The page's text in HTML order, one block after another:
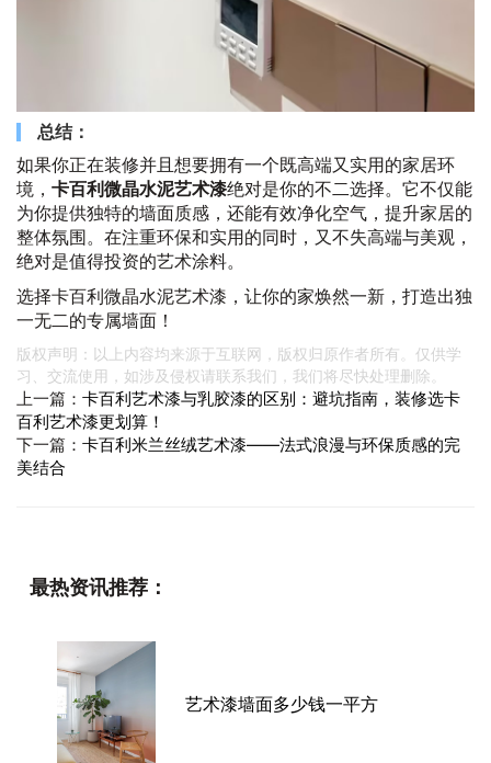
总结：
如果你正在装修并且想要拥有一个既高端又实用的家居环
境， 卡百利微晶水泥艺术漆绝对是你的不二选择。它不仅能
为你提供独特的墙面质感，还能有效净化空气，提升家居的
整体氛围。在注重环保和实用的同时，又不失高端与美观，
绝对是值得投资的艺术涂料。
选择卡百利微晶水泥艺术漆，让你的家焕然一新，打造出独
一无二的专属墙面！
版权声明：以上内容均来源于互联网，版权归原作者所有。仅供学
习、交流使用，如涉及侵权请联系我们，我们将尽快处理删除。
上一篇： 卡百利艺术漆与乳胶漆的区别：避坑指南，装修选卡
百利艺术漆更划算！
下一篇： 卡百利米兰丝绒艺术漆——法式浪漫与环保质感的完
美结合
最热资讯推荐：
艺术漆墙面多少钱一平方